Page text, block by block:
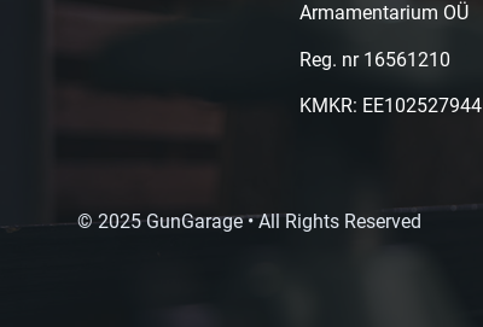
Armamentarium OÜ
Reg. nr 16561210
KMKR: EE102527944
© 2025 GunGarage • All Rights Reserved